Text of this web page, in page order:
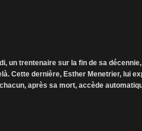
un trentenaire sur la fin de sa
Cette dernière, Esther Menetrier, lui
après sa mort, accède